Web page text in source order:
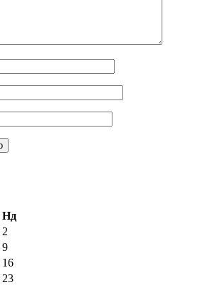
Нд
2
9
16
23